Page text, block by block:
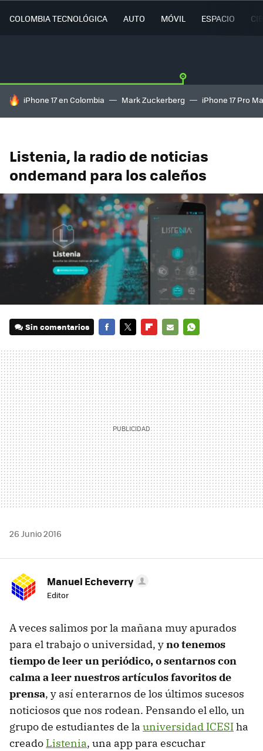
COLOMBIA TECNOLÓGICA AUTO MÓVIL ESPACIO
HOY SE HABLA DE
iPhone 17 en Colombia Mark Zuckerberg iPhone 17 Pro
Listenia, la radio de noticias
ondemand para los caleños
Sin comentarios
MAIL
26 Junio 2016
Manuel Echeverry
Editor
A veces salimos por la mañana muy apurados
para el trabajo o universidad, yno tenemos
tiempo de leer un periódico, o sentarnos con
calma a leer nuestros artículos favoritos de
prensa, y así enterarnos de los últimos sucesos
noticiosos que nos rodean. Pensando el ello, un
grupo de estudiantes de la universidad ICESIha
creado Listenia, una app para escuchar